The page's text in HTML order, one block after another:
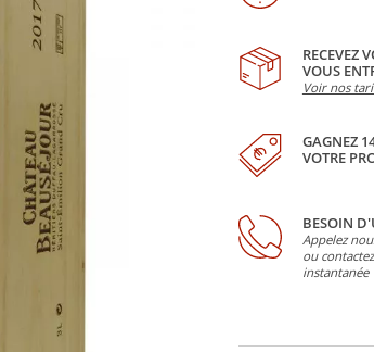
RECEVEZ
VOUS
Voir nos
GAGNEZ
VOTRE
BESOIN
Appelez
ou
instantanée